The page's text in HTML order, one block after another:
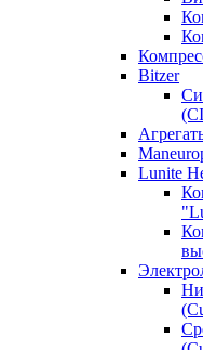
Bitzer
Lunite